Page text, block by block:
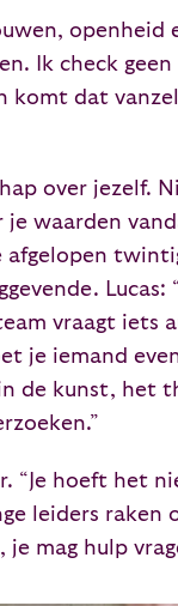
Ik check
komt dat
over jezelf.
waarden
vraagt iets
je iemand
de kunst, het
“Je hoeft het
leiders
mag hulp